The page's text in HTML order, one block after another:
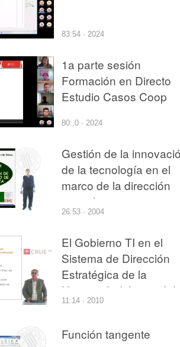
83:54 · 2024
1a parte sesión
Formación en Directo
Estudio Casos Coop
80:,0 · 2024
Gestión de la
de la tecnología en el
marco de la dirección
estratégica
26:53 · 2004
El Gobierno TI en el
Sistema de Dirección
Estratégica de la
Universidad Jaume I
Castelló
11:14 · 2010
Función tangente